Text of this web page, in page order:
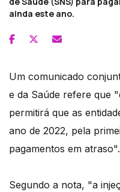
ainda este ano.
Um comunicado
e da Saúde refere que
permitirá que as
ano de 2022, pela
pagamentos em atraso".
Segundo a nota, "a